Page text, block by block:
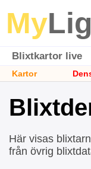
My
Blixtkartor live
Kartor
Här visas
från övrig